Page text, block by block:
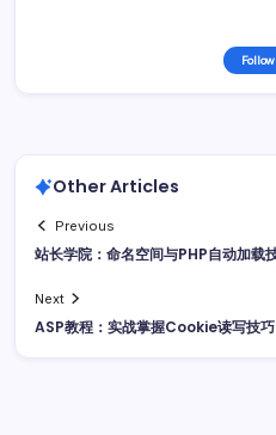
Other Articles
Previous
站长学院：命名空间与PHP自动加载
Next
ASP教程：实战掌握Cookie读写技巧